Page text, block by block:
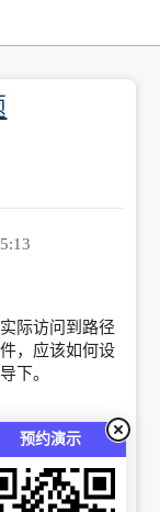
预约演示
际访问到路径
件，应该如何设
下。